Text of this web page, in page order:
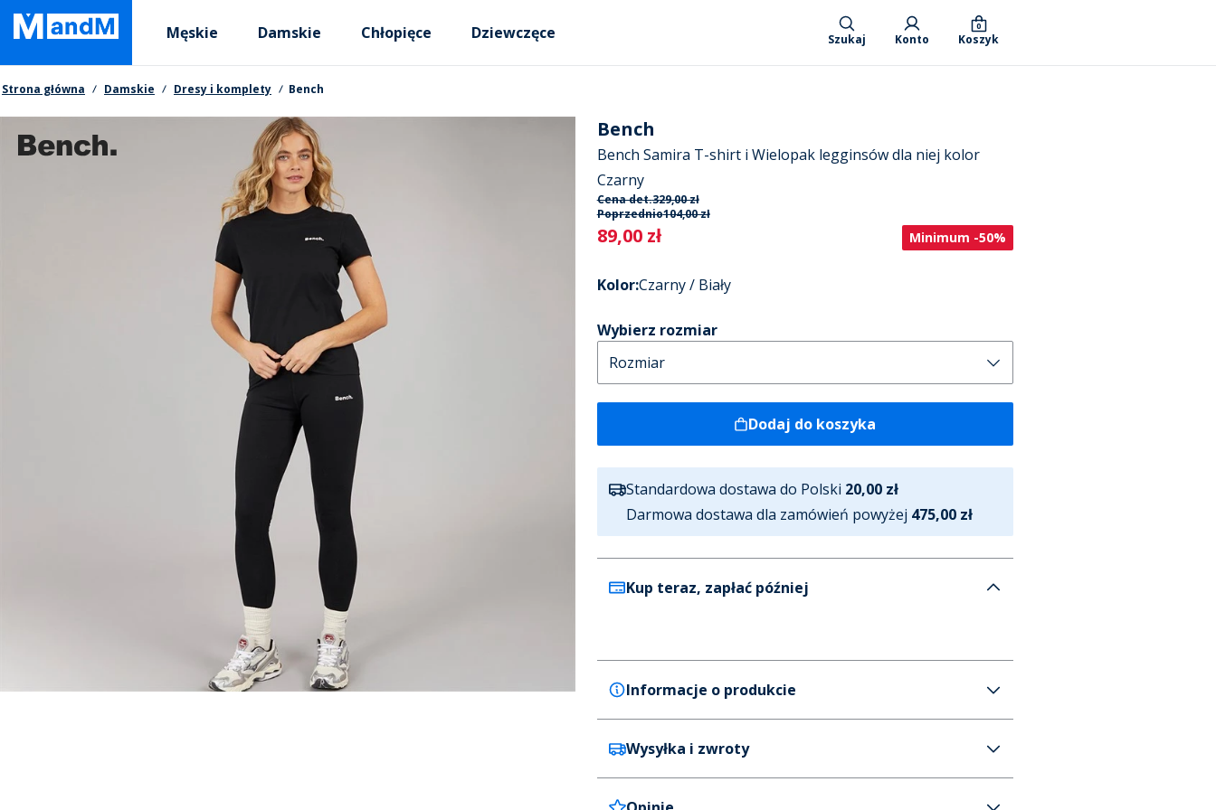
Skip
main
content
Primary departments
Męskie Damskie Chłopięce Dziewczęce Szukaj Konto Koszyk
0
Nawigacja okruszkowa
Strona główna Damskie Dresy i komplety Bench
Bench
Bench Samira T-shirt i Wielopak legginsów dla niej kolor
Czarny
Cena det.329,00 zł
Poprzednio104,00 zł
Current
89,00 zł Minimum -50%
Kolor:Czarny / Biały
Wybierz rozmiar
Dodaj do koszyka
Standardowa dostawa do Polski 20,00 zł
Darmowa dostawa dla zamówień powyżej 475,00 zł
Kup teraz, zapłać później
Informacje o produkcie
Bench
Bench Samira T-shirt i Wielopak legginsów dla niej kolor
Czarny
Wysyłka i zwroty